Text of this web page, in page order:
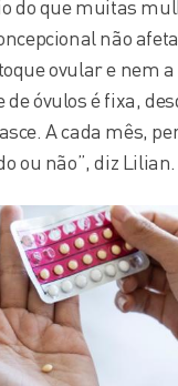
do que muitas
não
ovular e nem
óvulos é fixa,
A cada mês,
ou não”, diz Lilian.